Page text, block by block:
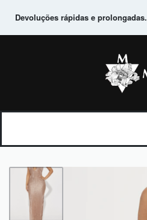
Devoluções rápidas e prolongadas.